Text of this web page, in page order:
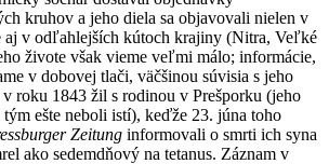
kruhov a jeho diela sa objavovali nielen v
aj v odľahlejších kútoch krajiny (Nitra, Veľké
živote však vieme veľmi málo; informácie,
v dobovej tlači, väčšinou súvisia s jeho
roku 1843 žil s rodinou v Prešporku (jeho
ešte neboli istí), keďže 23. júna toho
Zeitung informovali o smrti ich syna
ako sedemdňový na tetanus. Záznam v